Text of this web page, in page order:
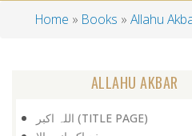
Home Books Allahu
ALLAHU AKBAR
اللہ اکبر (TITLE PAGE)